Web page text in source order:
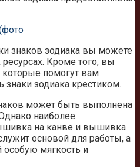
знаков зодиака вы можете
ресурсах. Кроме того, вы
помогут вам
знаки зодиака крестиком.
может быть выполнена
наиболее
на канве и вышивка
основой для работы, а
особую мягкость и